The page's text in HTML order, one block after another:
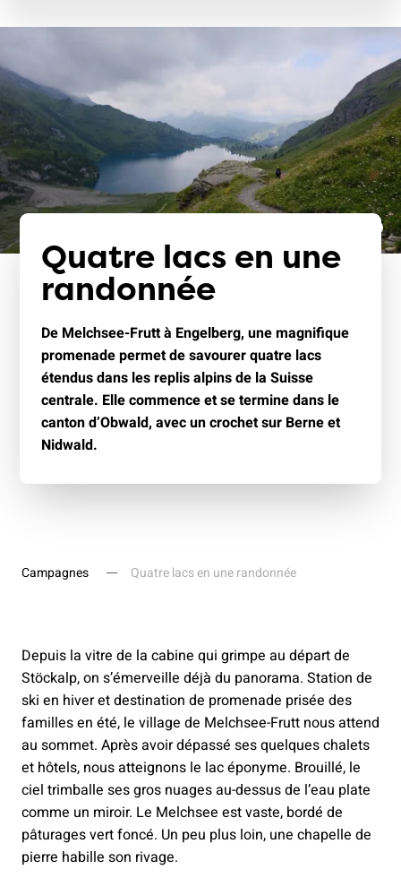
Quatre lacs en une
randonnée
De Melchsee-Frutt à Engelberg, une magnifique
promenade permet de savourer quatre lacs
étendus dans les replis alpins de la Suisse
centrale. Elle commence et se termine dans le
canton d’Obwald, avec un crochet sur Berne et
Nidwald.
Campagnes Quatre lacs en une randonnée
Depuis la vitre de la cabine qui grimpe au départ de
Stöckalp, on s’émerveille déjà du panorama. Station de
ski en hiver et destination de promenade prisée des
familles en été, le village de Melchsee-Frutt nous attend
au sommet. Après avoir dépassé ses quelques chalets
et hôtels, nous atteignons le lac éponyme. Brouillé, le
ciel trimballe ses gros nuages au-dessus de l’eau plate
comme un miroir. Le Melchsee est vaste, bordé de
pâturages vert foncé. Un peu plus loin, une chapelle de
pierre habille son rivage.